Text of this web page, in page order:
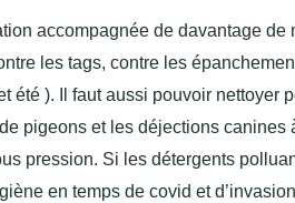
accompagnée de davantage de
les tags, contre les
été ). Il faut aussi pouvoir nettoyer
pigeons et les déjections canines
pression. Si les détergents
en temps de covid et